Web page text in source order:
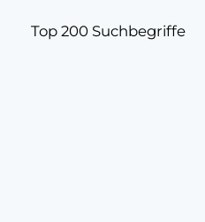
Top 200 Suchbegriffe